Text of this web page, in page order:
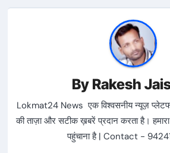
By Rakesh
Lokmat24 News एक विश्वसनीय न्यूज़
की ताज़ा और सटीक ख़बरें प्रदान करता है।
पहुंचाना है | Contact -